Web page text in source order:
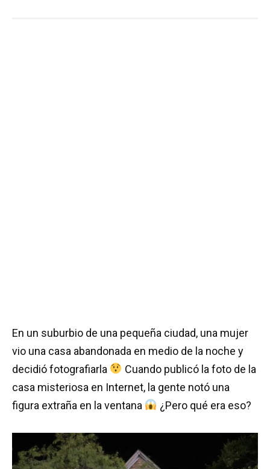
En un suburbio de una pequeña ciudad, una mujer
vio una casa abandonada en medio de la noche y
decidió fotografiarla
Cuando publicó la foto de la
casa misteriosa en Internet, la gente notó una
figura extraña en la ventana
¿Pero qué era eso?